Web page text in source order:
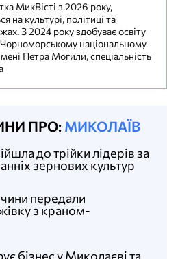
МикВісті з 2026 року,
на культурі, політиці та
З 2024 року здобуває освіту
національному
Петра Могили, спеціальність
ПРО: МИКОЛАЇВ
бізнес у Миколаєві та
передали
з краном-
до трійки лідерів за
зернових культур